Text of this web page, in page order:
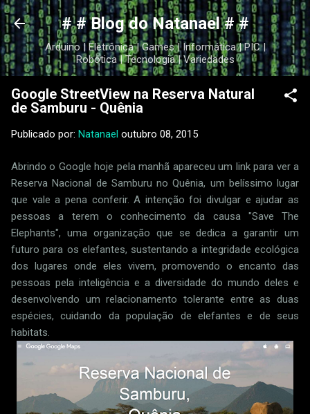
Pular para o conteúdo principal
# # Blog do Natanael # #
Arduino | Eletrônica | Games | Informática | PIC |
Robótica | Tecnologia | Variedades
Google StreetView na Reserva Natural
de Samburu - Quênia
Publicado por: Natanael outubro 08, 2015
Abrindo o Google hoje pela manhã apareceu um link para ver a
Reserva Nacional de Samburu no Quênia, um belíssimo lugar
que vale a pena conferir. A intenção foi divulgar e ajudar as
pessoas a terem o conhecimento da causa "Save The
Elephants", uma organização que se dedica a garantir um
futuro para os elefantes, sustentando a integridade ecológica
dos lugares onde eles vivem, promovendo o encanto das
pessoas pela inteligência e a diversidade do mundo deles e
desenvolvendo um relacionamento tolerante entre as duas
espécies, cuidando da população de elefantes e de seus
habitats.